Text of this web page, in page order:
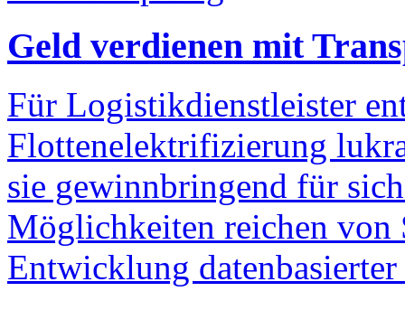
Geld verdienen mit
Für Logistikdienstleister
Flottenelektrifizierung
sie gewinnbringend für
Möglichkeiten reichen von
Entwicklung datenbasierter